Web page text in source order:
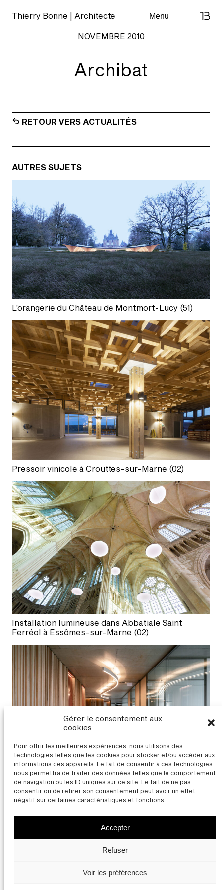
Gérer le consentement aux
cookies
Pour offrir les meilleures expériences, nous utilisons des
technologies telles que les cookies pour stocker et/ou accéder aux
informations des appareils. Le fait de consentir à ces technologies
nous permettra de traiter des données telles que le comportement
de navigation ou les ID uniques sur ce site. Le fait de ne pas
consentir ou de retirer son consentement peut avoir un effet
négatif sur certaines caractéristiques et fonctions.
Accepter
Refuser
Voir les préférences
content
Thierry Bonne | Architecte Menu
NOVEMBRE 2010
Archibat
RETOUR VERS ACTUALITÉS
AUTRES SUJETS
L’orangerie du Château de Montmort-Lucy (51)
Pressoir vinicole à Crouttes-sur-Marne (02)
Installation lumineuse dans Abbatiale Saint
Ferréol à Essômes-sur-Marne (02)
Immeuble Zash à Bezannes (51)
Thierry Bonne | Architecte
Mentions légales